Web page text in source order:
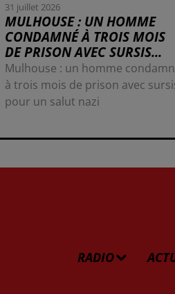
31 juillet 2026
MULHOUSE : UN HOMME
CONDAMNÉ À TROIS MOIS
DE PRISON AVEC SURSIS...
Mulhouse : un homme
à trois mois de prison avec
pour un salut nazi
RADIO